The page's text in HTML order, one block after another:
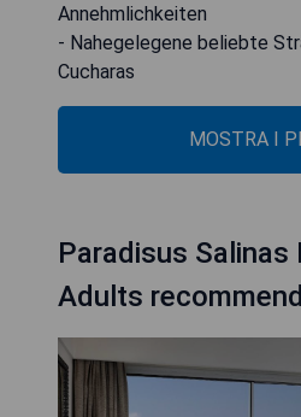
Annehmlichkeiten
- Nahegelegene beliebte
Cucharas
MOSTRA I
Paradisus Salinas
Adults